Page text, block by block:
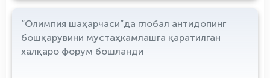
“Олимпия шаҳарчаси”да глобал антидопинг
бошқарувини мустаҳкамлашга қаратилган
халқаро форум бошланди